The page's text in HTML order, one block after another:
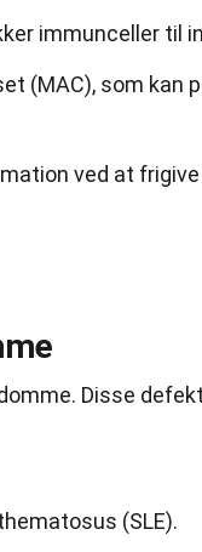
immunceller til
(MAC), som kan
ved at
Disse
(SLE).